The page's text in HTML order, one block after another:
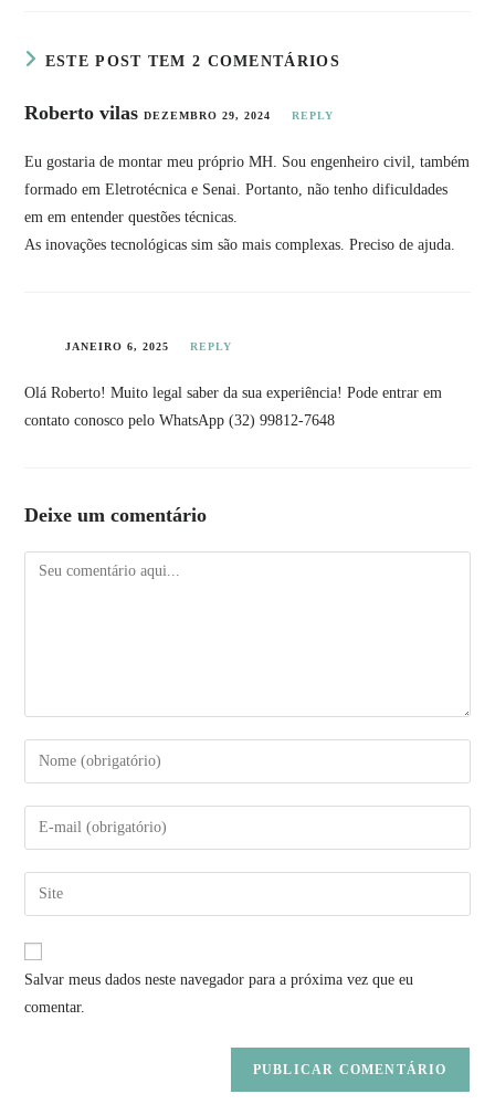
ESTE POST TEM 2 COMENTÁRIOS
Roberto vilasDEZEMBRO 29, 2024 REPLY
Eu gostaria de montar meu próprio MH. Sou engenheiro civil, também
formado em Eletrotécnica e Senai. Portanto, não tenho dificuldades
em em entender questões técnicas.
As inovações tecnológicas sim são mais complexas. Preciso de ajuda.
JANEIRO 6, 2025 REPLY
Olá Roberto! Muito legal saber da sua experiência! Pode entrar em
contato conosco pelo WhatsApp (32) 99812-7648
Deixe um comentário
Salvar meus dados neste navegador para a próxima vez que eu
comentar.